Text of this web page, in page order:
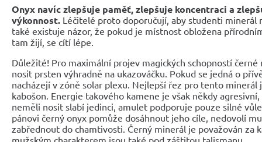
Onyx navíc zlepšuje paměť, zlepšuje koncentraci a
výkonnost. Léčitelé proto doporučují, aby studenti minerál
také existuje názor, že pokud je místnost obložena
tam žijí, se cítí lépe.
Důležité! Pro maximální projev magických schopností
nosit prsten výhradně na ukazováčku. Pokud se jedná o
nacházejí v zóně solar plexu. Nejlepší řez pro tento minerál
kabošon. Energie takového kamene je však někdy
neměli nosit slabí jedinci, amulet podporuje pouze silné
pánovi černý onyx pomůže dosáhnout jeho cíle, nedovolí
zabřednout do chamtivosti. Černý minerál je považován za
mužským charakterem jsou také pod záštitou talismanu.